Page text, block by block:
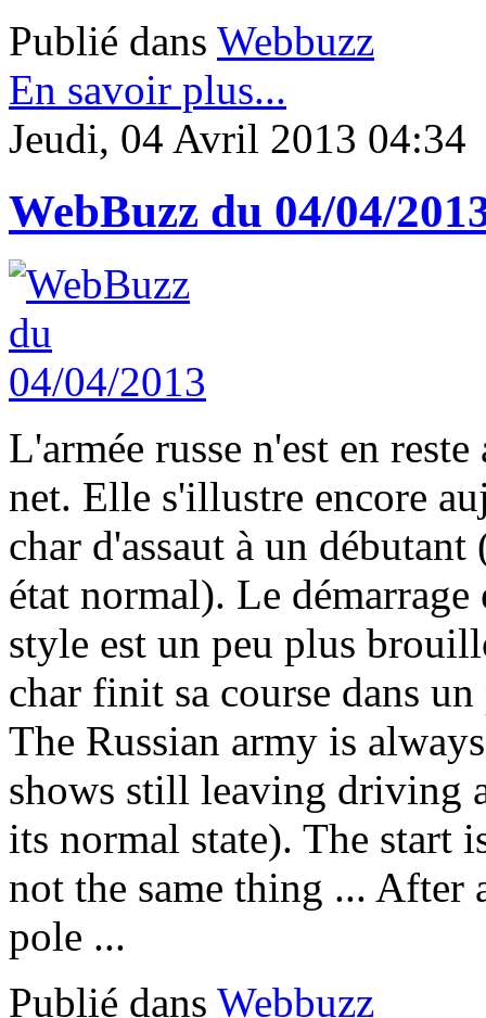
Publié dans Webbuzz
En savoir plus...
Jeudi, 04 Avril 2013 04:34
WebBuzz du 04/04/
L'armée russe n'est en
net. Elle s'illustre encore
char d'assaut à un
état normal). Le
style est un peu plus
char finit sa course dans
The Russian army is
shows still leaving driving
its normal state). The start
not the same thing ... After
pole ...
Publié dans Webbuzz